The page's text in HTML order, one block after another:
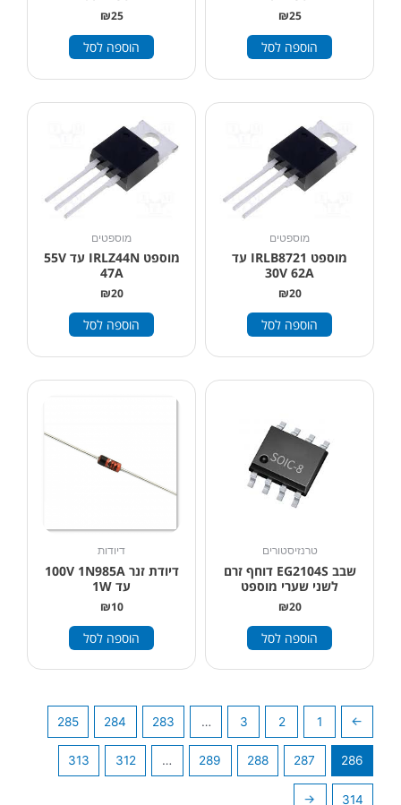
₪25
הוספה לסל
₪25
הוספה לסל
מוספטים
מוספט IRLB8721 עד
30V 62A
₪20
הוספה לסל
מוספטים
מוספט IRLZ44N עד 55V
47A
₪20
הוספה לסל
טרנזיסטורים
שבב EG2104S דוחף זרם
לשני שערי מוספט
₪20
הוספה לסל
דיודות
דיודת זנר 100V 1N985A
עד 1W
₪10
הוספה לסל
→
1
2
3
…
283
284
285
286
287
288
289
…
312
313
314
←